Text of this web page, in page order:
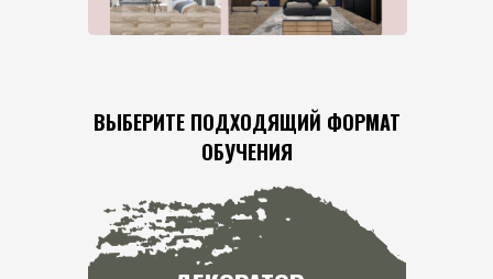
ВЫБЕРИТЕ ПОДХОДЯЩИЙ ФОРМАТ
ОБУЧЕНИЯ